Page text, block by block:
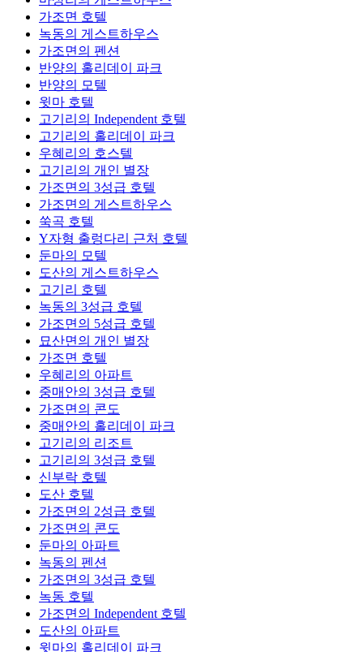
가조면 호텔
녹동의 게스트하우스
가조면의 펜션
반양의 홀리데이 파크
반양의 모텔
윗마 호텔
고기리의 Independent 호텔
고기리의 홀리데이 파크
우혜리의 호스텔
고기리의 개인 별장
가조면의 3성급 호텔
가조면의 게스트하우스
쑥곡 호텔
Y자형 출렁다리 근처 호텔
둔마의 모텔
도산의 게스트하우스
고기리 호텔
녹동의 3성급 호텔
가조면의 5성급 호텔
묘산면의 개인 별장
가조면 호텔
우혜리의 아파트
중매안의 3성급 호텔
가조면의 콘도
중매안의 홀리데이 파크
고기리의 리조트
고기리의 3성급 호텔
신부락 호텔
도산 호텔
가조면의 2성급 호텔
가조면의 콘도
둔마의 아파트
녹동의 펜션
가조면의 3성급 호텔
녹동 호텔
가조면의 Independent 호텔
도산의 아파트
윗마의 홀리데이 파크